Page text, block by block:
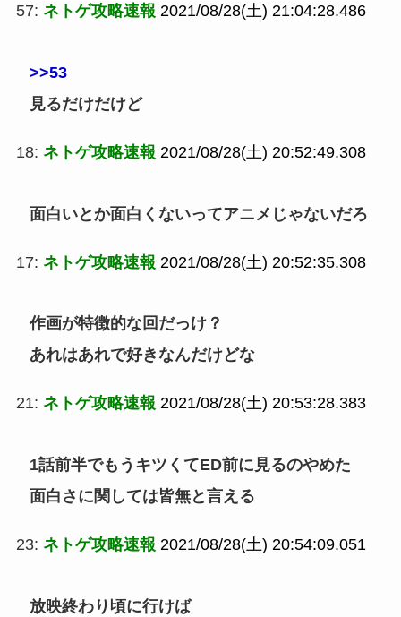
57: ネトゲ攻略速報 2021/08/28(土) 21:04:28.486
>>53
見るだけだけど
18: ネトゲ攻略速報 2021/08/28(土) 20:52:49.308
面白いとか面白くないってアニメじゃないだろ
17: ネトゲ攻略速報 2021/08/28(土) 20:52:35.308
作画が特徴的な回だっけ？
あれはあれで好きなんだけどな
21: ネトゲ攻略速報 2021/08/28(土) 20:53:28.383
1話前半でもうキツくてED前に見るのやめた
面白さに関しては皆無と言える
23: ネトゲ攻略速報 2021/08/28(土) 20:54:09.051
放映終わり頃に行けば